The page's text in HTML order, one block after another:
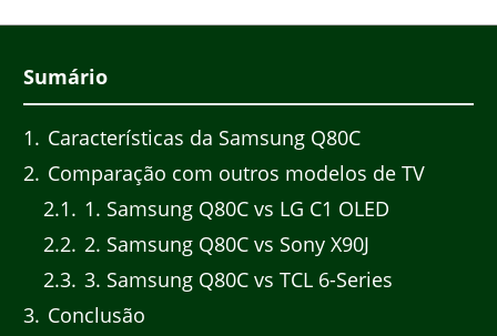
Sumário
1
Características da Samsung Q80C
2 Comparação com outros modelos de TV
2.1
1. Samsung Q80C vs LG C1 OLED
2.2 2. Samsung Q80C vs Sony X90J
2.3 3. Samsung Q80C vs TCL 6-Series
3 Conclusão